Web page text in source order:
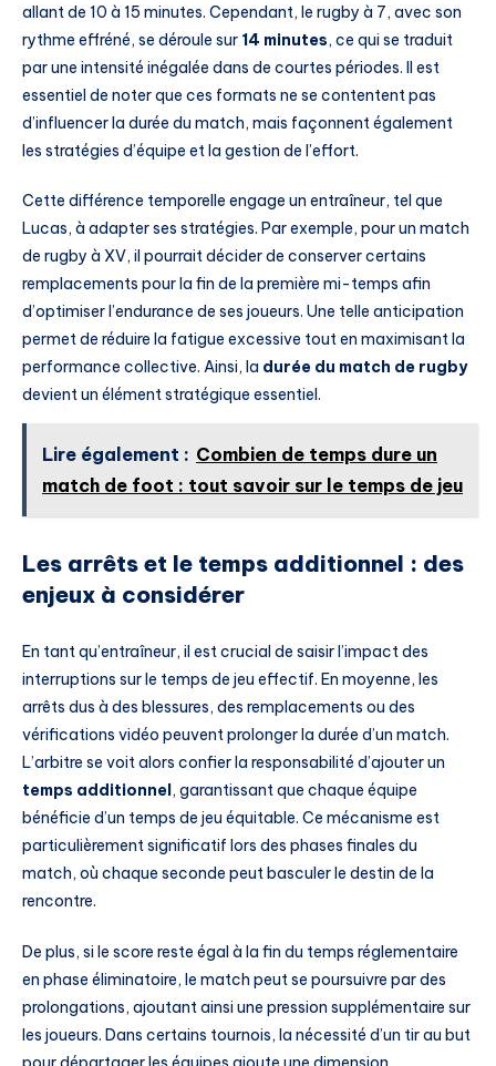
allant de 10 à 15 minutes. Cependant, le rugby à 7, avec son
rythme effréné, se déroule sur 14 minutes, ce qui se traduit
par une intensité inégalée dans de courtes périodes. Il est
essentiel de noter que ces formats ne se contentent pas
d’influencer la durée du match, mais façonnent également
les stratégies d’équipe et la gestion de l’effort.
Cette différence temporelle engage un entraîneur, tel que
Lucas, à adapter ses stratégies. Par exemple, pour un match
de rugby à XV, il pourrait décider de conserver certains
remplacements pour la fin de la première mi-temps afin
d’optimiser l’endurance de ses joueurs. Une telle anticipation
permet de réduire la fatigue excessive tout en maximisant la
performance collective. Ainsi, la durée du match de rugby
devient un élément stratégique essentiel.
Lire également : Combien de temps dure un
match de foot : tout savoir sur le temps de jeu
Les arrêts et le temps additionnel : des
enjeux à considérer
En tant qu’entraîneur, il est crucial de saisir l’impact des
interruptions sur le temps de jeu effectif. En moyenne, les
arrêts dus à des blessures, des remplacements ou des
vérifications vidéo peuvent prolonger la durée d’un match.
L’arbitre se voit alors confier la responsabilité d’ajouter un
temps additionnel, garantissant que chaque équipe
bénéficie d’un temps de jeu équitable. Ce mécanisme est
particulièrement significatif lors des phases finales du
match, où chaque seconde peut basculer le destin de la
rencontre.
De plus, si le score reste égal à la fin du temps réglementaire
en phase éliminatoire, le match peut se poursuivre par des
prolongations, ajoutant ainsi une pression supplémentaire sur
les joueurs. Dans certains tournois, la nécessité d’un tir au but